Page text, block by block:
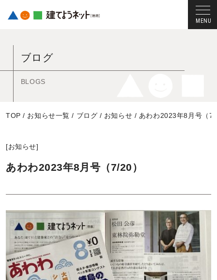
ン
キ
す
ブログ
BLOGS
TOP / お知らせ一覧 / ブログ / お知らせ / あわわ2023年8月号（
[お知らせ]
あわわ2023年8月号（7/20）